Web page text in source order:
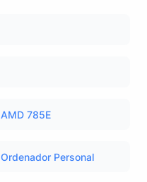
AMD 785E
Ordenador Personal